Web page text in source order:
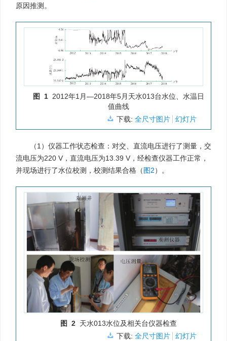
原因推测。
图 1 2012年1月—2018年5月天水013台水位、水温日
值曲线
下载: 全尺寸图片 幻灯片
（1）仪器工作状态检查：对交、直流电压进行了测量，交
流电压为220 V，直流电压为13.39 V，经检查仪器工作正常，
并现场进行了水位校测，校测结果合格（图2）。
图 2 天水013水位及相关台仪器检查
下载: 全尺寸图片 幻灯片